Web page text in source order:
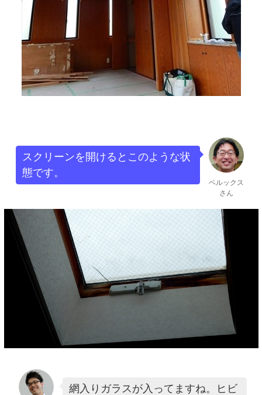
ベルックス
さん
スクリーンを開けるとこのような状
態です。
網入りガラスが入ってますね。ヒビ